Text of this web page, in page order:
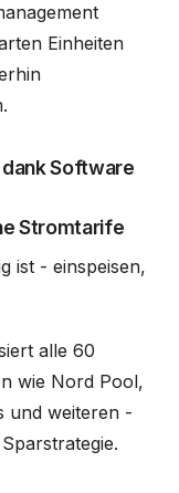
Einheiten
Software
Stromtarife
ist - einspeisen,
alle 60
wie Nord Pool,
und weiteren -